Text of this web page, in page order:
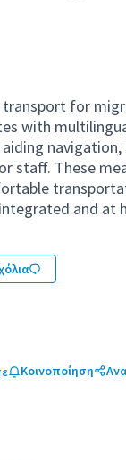
for
with
navigation,
staff. These
and at
Κοινοποίηση